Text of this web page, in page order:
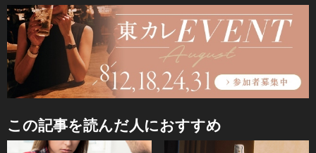
この記事を読んだ人におすすめ